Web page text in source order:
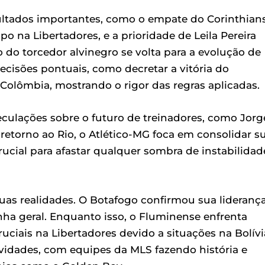
importantes, como o empate do
na Libertadores, e a prioridade de Leila Pereira
torcedor alvinegro se volta para a evolução de
pontuais, como decretar a vitória do
mostrando o rigor das regras aplicadas.
sobre o futuro de treinadores, como
ao Rio, o Atlético-MG foca em consolidar
para afastar qualquer sombra de
realidades. O Botafogo confirmou sua
geral. Enquanto isso, o Fluminense enfrenta
na Libertadores devido a situações na
com equipes da MLS fazendo história e